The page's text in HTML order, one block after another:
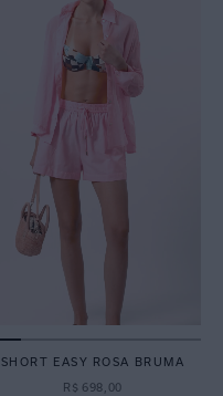
SHORT EASY ROSA BRUMA
R$ 698, 00